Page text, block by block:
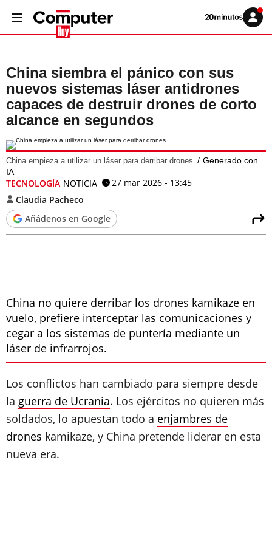
Volver
Iniciar
sesión
China siembra el pánico con sus
nuevos sistemas láser antidrones
capaces de destruir drones de corto
alcance en segundos
China empieza a utilizar un láser para derribar drones.
Generado con
IA
TECNOLOGÍA NOTICIA
27 mar 2026 - 13:45
Claudia Pacheco
Añádenos en Google
China no quiere derribar los drones kamikaze en
vuelo, prefiere interceptar las comunicaciones y
cegar a los sistemas de puntería mediante un
láser de infrarrojos.
Los conflictos han cambiado para siempre desde
la guerra de Ucrania. Los ejércitos no quieren más
soldados, lo apuestan todo a enjambres de
drones kamikaze, y China pretende liderar en esta
nueva era.